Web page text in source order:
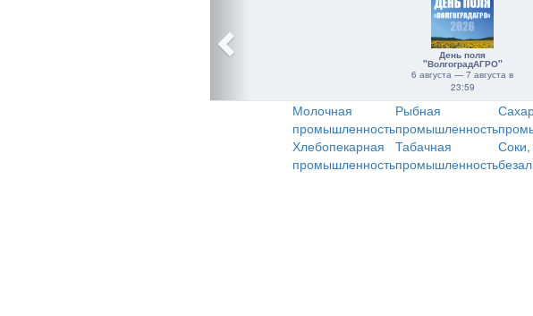
День поля
"ВолгоградАГРО"
6 августа — 7 августа в
23:59
Молочная
промышленность
Рыбная
промышленность
Хлебопекарная
промышленность
Табачная
промышленность